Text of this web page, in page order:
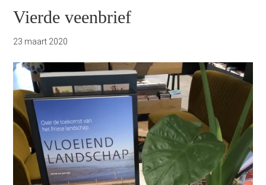
Vierde veenbrief
23 maart 2020